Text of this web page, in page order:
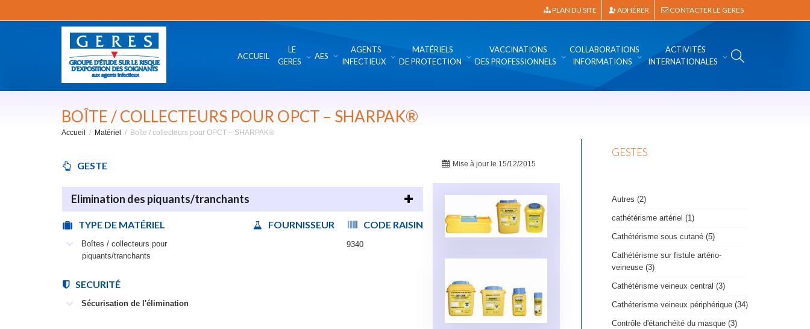
PLAN DU SITE ADHÉRER CONTACTER LE GERES
ACCUEIL
LE
GERES
AES
AGENTS
INFECTIEUX
MATÉRIELS
DE PROTECTION
VACCINATIONS
DES PROFESSIONNELS
COLLABORATIONS
INFORMATIONS
ACTIVITÉS
INTERNATIONALES
BOÎTE / COLLECTEURS POUR OPCT – SHARPAK®
Accueil Matériel Boîte / collecteurs pour OPCT – SHARPAK®
GESTE
Elimination des piquants/tranchants
TYPE DE MATÉRIEL
Boîtes / collecteurs pour
piquants/tranchants
FOURNISSEUR CODE RAISIN
9340
SECURITÉ
Sécurisation de l'élimination
Mise à jour le 15/12/2015
GESTES
Autres (2)
cathétérisme artériel (1)
Cathétérisme sous cutané (5)
Cathétérisme sur fistule artério-
veineuse (3)
Cathétérisme veineux central (3)
Cathéterisme veineux périphérique (34)
Contrôle d'étanchéité du masque (3)